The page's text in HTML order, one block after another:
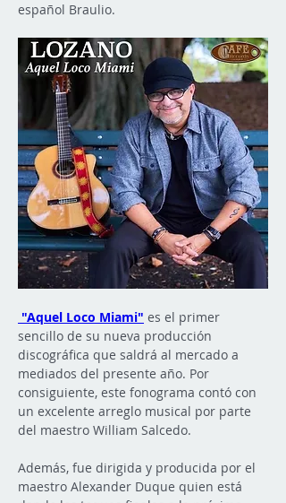
español Braulio.
"Aquel Loco Miami" es el primer
sencillo de su nueva producción
discográfica que saldrá al mercado a
mediados del presente año. Por
consiguiente, este fonograma contó con
un excelente arreglo musical por parte
del maestro William Salcedo.
Además, fue dirigida y producida por el
maestro Alexander Duque quien está